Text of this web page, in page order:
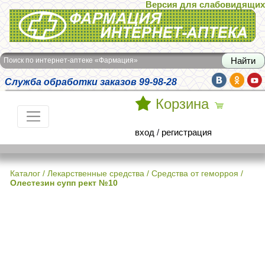
Интернет-аптека Фармация
Версия для слабовидящих
Поиск по интернет-аптеке «Фармация»
Служба обработки заказов 99-98-28
Корзина
вход / регистрация
Каталог / Лекарственные средства / Средства от геморроя /
Олестезин супп рект №10